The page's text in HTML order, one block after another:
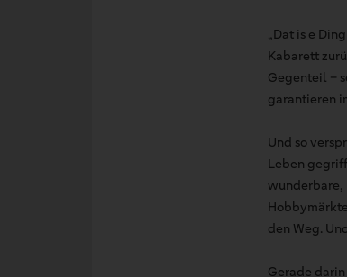
„Dat is e
Kabarett
Gegenteil –
garantieren
Und so
Leben
wunderbare,
den Weg.
Gerade